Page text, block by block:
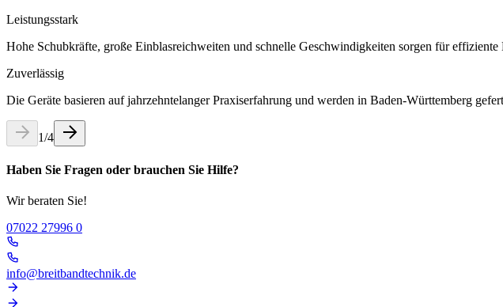
Leistungsstark
Hohe Schubkräfte, große Einblasreichweiten und schnelle Geschwindigkeiten sorgen für
Zuverlässig
Die Geräte basieren auf jahrzehntelanger Praxiserfahrung und werden in Baden-Württemberg
1/4
Haben Sie Fragen oder brauchen Sie Hilfe?
Wir beraten Sie!
07022 27996 0
info@breitbandtechnik.de